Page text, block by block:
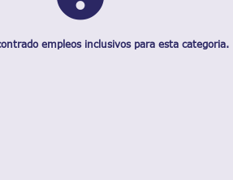
empleos inclusivos para esta categoria.